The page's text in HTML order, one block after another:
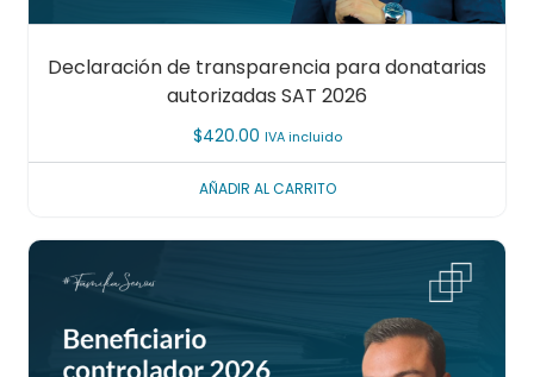
Declaración de transparencia para donatarias
autorizadas SAT 2026
$420.00 IVA incluido
AÑADIR AL CARRITO